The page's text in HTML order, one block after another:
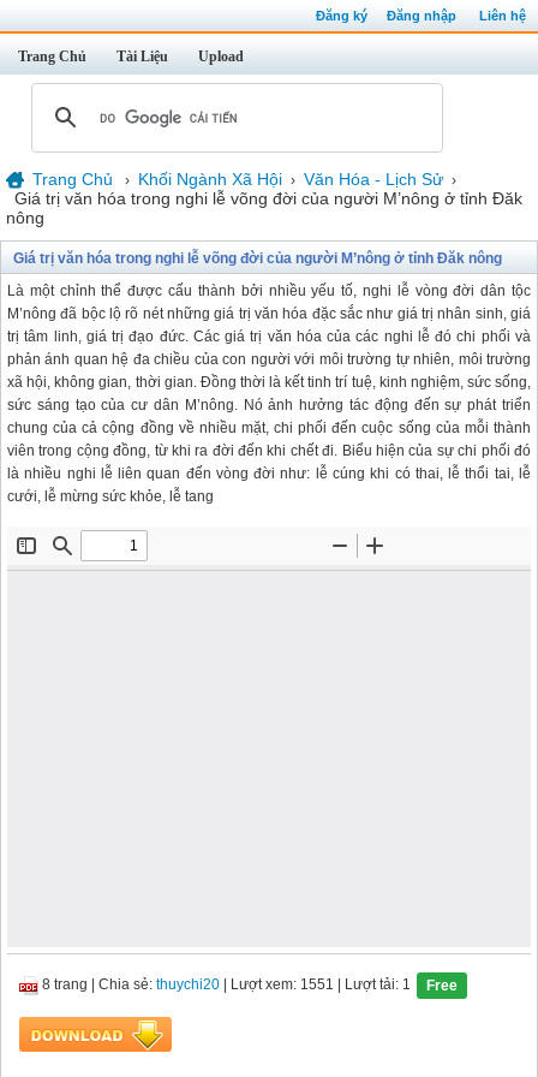
Đăng ký Đăng nhập Liên hệ
Trang Chủ Tài Liệu Upload
Trang Chủ › Khối Ngành Xã Hội › Văn Hóa - Lịch Sử ›
Giá trị văn hóa trong nghi lễ võng đời của người M’nông ở tỉnh Đăk
nông
Giá trị văn hóa trong nghi lễ võng đời của người M’nông ở tỉnh Đăk nông
Là một chỉnh thể được cấu thành bởi nhiều yếu tố, nghi lễ vòng đời dân tộc
M’nông đã bộc lộ rõ nét những giá trị văn hóa đặc sắc như giá trị nhân sinh, giá
trị tâm linh, giá trị đạo đức. Các giá trị văn hóa của các nghi lễ đó chi phối và
phản ánh quan hệ đa chiều của con người với môi trường tự nhiên, môi trường
xã hội, không gian, thời gian. Đồng thời là kết tinh trí tuệ, kinh nghiệm, sức sống,
sức sáng tạo của cư dân M’nông. Nó ảnh hưởng tác động đến sự phát triển
chung của cả cộng đồng về nhiều mặt, chi phối đến cuộc sống của mỗi thành
viên trong cộng đồng, từ khi ra đời đến khi chết đi. Biểu hiện của sự chi phối đó
là nhiều nghi lễ liên quan đến vòng đời như: lễ cúng khi có thai, lễ thổi tai, lễ
cưới, lễ mừng sức khỏe, lễ tang
8 trang Chia sẻ: thuychi20 | Lượt xem: 1551 | Lượt tải: 1 Free